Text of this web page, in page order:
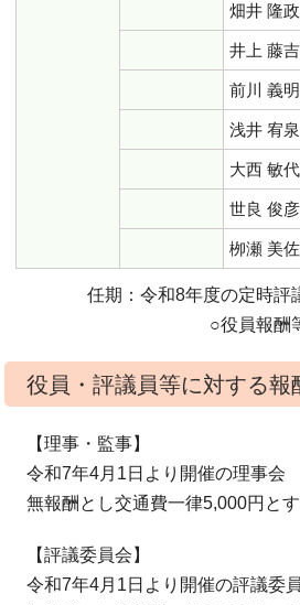
畑井 隆政
井上 藤吉
前川 義明
浅井 宥泉
大西 敏代
世良 俊彦
栁瀬 美佐
任期：令和8年度の定時評
○役員報酬
役員・評議員等に対する報
【理事・監事】
令和7年4月1日より開催の理事会
無報酬とし交通費一律5,000円と
【評議委員会】
令和7年4月1日より開催の評議委